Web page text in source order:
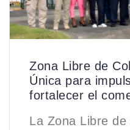
Zona Libre de
Única para
fortalecer el
La Zona Libre